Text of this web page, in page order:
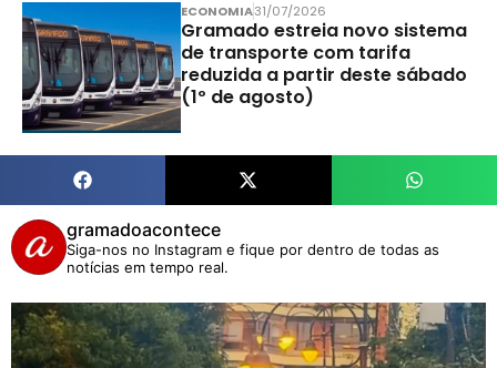
ECONOMIA31/07/2026
Gramado estreia novo sistema
de transporte com tarifa
reduzida a partir deste sábado
(1º de agosto)
gramadoacontece
Siga-nos no Instagram e fique por dentro de todas as
notícias em tempo real.